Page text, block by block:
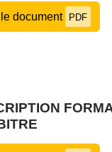
document PDF